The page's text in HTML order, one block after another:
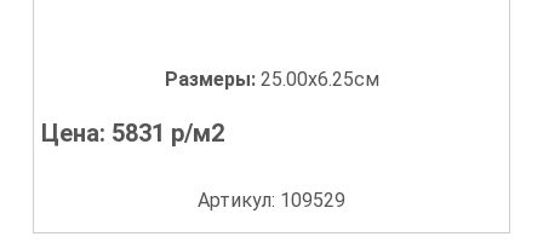
Размеры: 25.00x6.25см
Цена: 5831 р/м2
Артикул: 109529